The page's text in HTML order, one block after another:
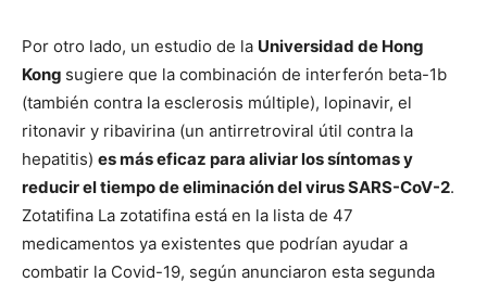
Por otro lado, un estudio de la Universidad de Hong
Kong sugiere que la combinación de interferón beta-1b
(también contra la esclerosis múltiple), lopinavir, el
ritonavir y ribavirina (un antirretroviral útil contra la
hepatitis) es más eficaz para aliviar los síntomas y
reducir el tiempo de eliminación del virus SARS-CoV-2.
Zotatifina La zotatifina está en la lista de 47
medicamentos ya existentes que podrían ayudar a
combatir la Covid-19, según anunciaron esta segunda